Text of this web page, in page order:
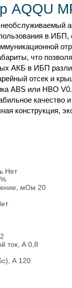
AQQU
в ИБП,
что
АКБ в ИБП
отсек и
ABS или HBO
качество
конструкция,
Нет
мОм 20
2
ток, А 0,8
А 120